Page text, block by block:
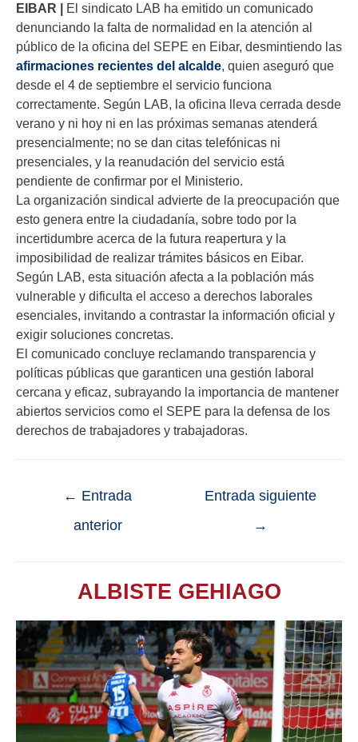
EIBAR |
El sindicato LAB ha emitido un comunicado
denunciando la falta de normalidad en la atención al
público de la oficina del SEPE en Eibar, desmintiendo las
afirmaciones recientes del alcalde, quien aseguró que
desde el 4 de septiembre el servicio funciona
correctamente. Según LAB, la oficina lleva cerrada desde
verano y ni hoy ni en las próximas semanas atenderá
presencialmente; no se dan citas telefónicas ni
presenciales, y la reanudación del servicio está
pendiente de confirmar por el Ministerio.
La organización sindical advierte de la preocupación que
esto genera entre la ciudadanía, sobre todo por la
incertidumbre acerca de la futura reapertura y la
imposibilidad de realizar trámites básicos en Eibar.
Según LAB, esta situación afecta a la población más
vulnerable y dificulta el acceso a derechos laborales
esenciales, invitando a contrastar la información oficial y
exigir soluciones concretas.
El comunicado concluye reclamando transparencia y
políticas públicas que garanticen una gestión laboral
cercana y eficaz, subrayando la importancia de mantener
abiertos servicios como el SEPE para la defensa de los
derechos de trabajadores y trabajadoras.
← Entrada
anterior
Entrada siguiente
→
ALBISTE GEHIAGO